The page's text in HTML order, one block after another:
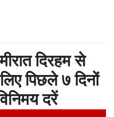
दिरहम से
पिछले ७ दिनों
दरें